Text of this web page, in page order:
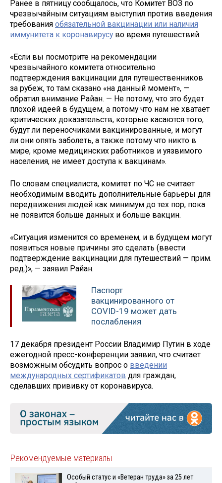
Ранее в пятницу сообщалось, что Комитет ВОЗ по
чрезвычайным ситуациям выступил против введения
требования обязательной вакцинации или наличия
иммунитета к коронавирусу во время путешествий.
«Если вы посмотрите на рекомендации
чрезвычайного комитета относительно
подтверждения вакцинации для путешественников
за рубеж, то там сказано «на данный момент», —
обратил внимание Райан. — Не потому, что это будет
плохой идеей в будущем, а потому что нам не хватает
критических доказательств, которые касаются того,
будут ли переносчиками вакцинированные, и могут
ли они опять заболеть, а также потому что никто в
мире, кроме медицинских работников и уязвимого
населения, не имеет доступа к вакцинам».
По словам специалиста, комитет по ЧС не считает
необходимым вводить дополнительные барьеры для
передвижения людей как минимум до тех пор, пока
не появится больше данных и больше вакцин.
«Ситуация изменится со временем, и в будущем могут
появиться новые причины это сделать (ввести
подтверждение вакцинации для путешествий — прим.
ред.)», — заявил Райан.
Паспорт
вакцинированного от
COVID-19 может дать
послабления
17 декабря президент России Владимир Путин в ходе
ежегодной пресс-конференции заявил, что считает
возможным обсудить вопрос о введении
международных сертификатов для граждан,
сделавших прививку от коронавируса.
Рекомендуемые материалы
Особый статус и «Ветеран труда» за 25 лет